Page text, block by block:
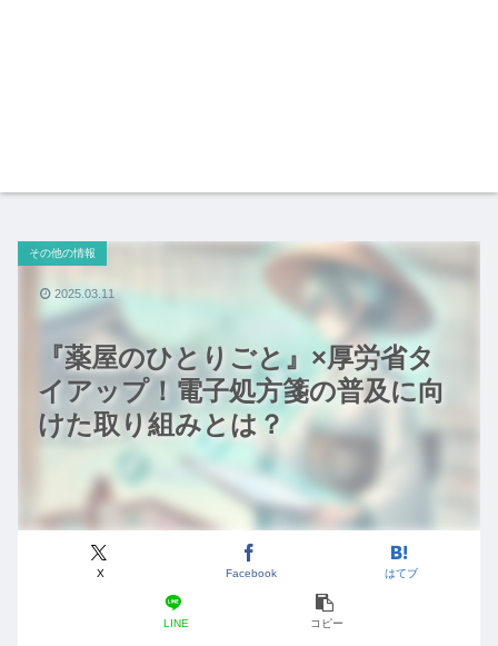
『薬屋のひとりごと』×厚労省タ
イアップ！電子処方箋の普及に向
けた取り組みとは？
その他の情報
X Facebook はてブ
LINE コピー
2025.03.11